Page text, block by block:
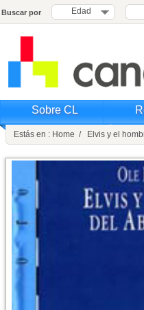
Buscar por Edad
Sobre CL
Estás en : Home / Elvis y el